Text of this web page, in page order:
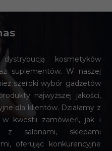
kosmetyków
suplementów. W naszej
szeroki wybór gadżetów
najwyższej jakości,
dla klientów. Działamy z
w kwestii zamówień, jak i
z salonami, sklepami
oferując konkurencyjne